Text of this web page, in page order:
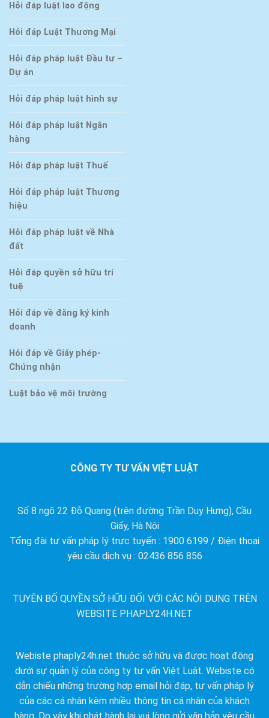
Hỏi đáp luật lao động
Hỏi đáp Luật Thương Mại
Hỏi đáp pháp luật Đầu tư –
Dự án
Hỏi đáp pháp luật hình sự
Hỏi đáp pháp luật Ngân
hàng
Hỏi đáp pháp luật Thuế
Hỏi đáp pháp luật Thương
hiệu
Hỏi đáp pháp luật về Nhà
đất
Hỏi đáp quyền sở hữu trí
tuệ
Hỏi đáp về đăng ký kinh
doanh
Hỏi đáp về Giấy phép-
Chứng nhận
Luật bảo vệ môi trường
CÔNG TY TƯ VẤN VIỆT LUẬT
Số 8 ngõ 22 Đỗ Quang (trên đường Trần Duy Hưng), Cầu
Giấy, Hà Nội
Tổng đài tư vấn pháp lý trực tuyến : 1900 6199 / Điện thoại
yêu cầu dịch vụ : 02436 856 856
TUYÊN BỐ QUYỀN SỞ HỮU ĐỐI VỚI CÁC NỘI DUNG TRÊN
WEBSITE PHAPLY24H.NET
Webiste phaply24h.net thuộc sở hữu và được hoạt động
dưới sự quản lý của công ty tư vấn Việt Luật. Webiste có
dẫn chiếu những trường hợp email hỏi đáp, tư vấn pháp lý
của các cá nhân kèm nhiều thông tin cá nhân của khách